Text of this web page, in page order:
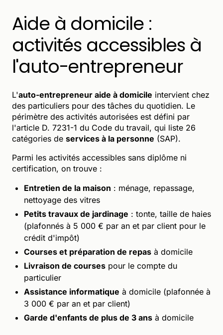
Aide à domicile :
activités accessibles à
l'auto-entrepreneur
L'auto-entrepreneur aide à domicile intervient chez
des particuliers pour des tâches du quotidien. Le
périmètre des activités autorisées est défini par
l'article D. 7231-1 du Code du travail, qui liste 26
catégories de services à la personne (SAP).
Parmi les activités accessibles sans diplôme ni
certification, on trouve :
Entretien de la maison : ménage, repassage,
nettoyage des vitres
Petits travaux de jardinage : tonte, taille de haies
(plafonnés à 5 000 € par an et par client pour le
crédit d'impôt)
Courses et préparation de repas à domicile
Livraison de courses pour le compte du
particulier
Assistance informatique à domicile (plafonnée à
3 000 € par an et par client)
Garde d'enfants de plus de 3 ans à domicile